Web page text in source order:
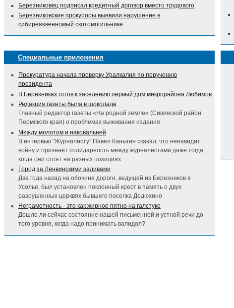
Березниковец подписал кредитный договор вместо трудового
Березниковские прокуроры выявили нарушение в
сибиреязвенномый скотомогильнике
Специальные приложения
Прокуратура начала проверку Уралкалия по поручению
президента
В Березниках готов к заселению первый дом микрорайона Любимов
Редакция газеты была в шоколаде
Главный редактор газеты «На родной земле» (Сивинской район
Пермского края) о проблемах выживания издания
Между молотом и наковальней
В интервью "Журналисту" Павел Каныгин сказал, что ненавидит
войну и признаёт солидарность между журналистами даже тогда,
когда они стоят на разных позициях
Город за Ленвинскими заливами
Два года назад на обочине дороги, ведущей из Березников в
Усолье, был установлен поклонный крест в память о двух
разрушенных церквях бывшего поселка Дедюхино
Неграмотность - это как жирное пятно на галстуке
Дошло ли сейчас состояние нашей письменной и устной речи до
того уровня, когда надо принимать валидол?